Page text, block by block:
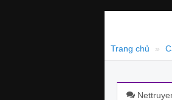
Trang chủ